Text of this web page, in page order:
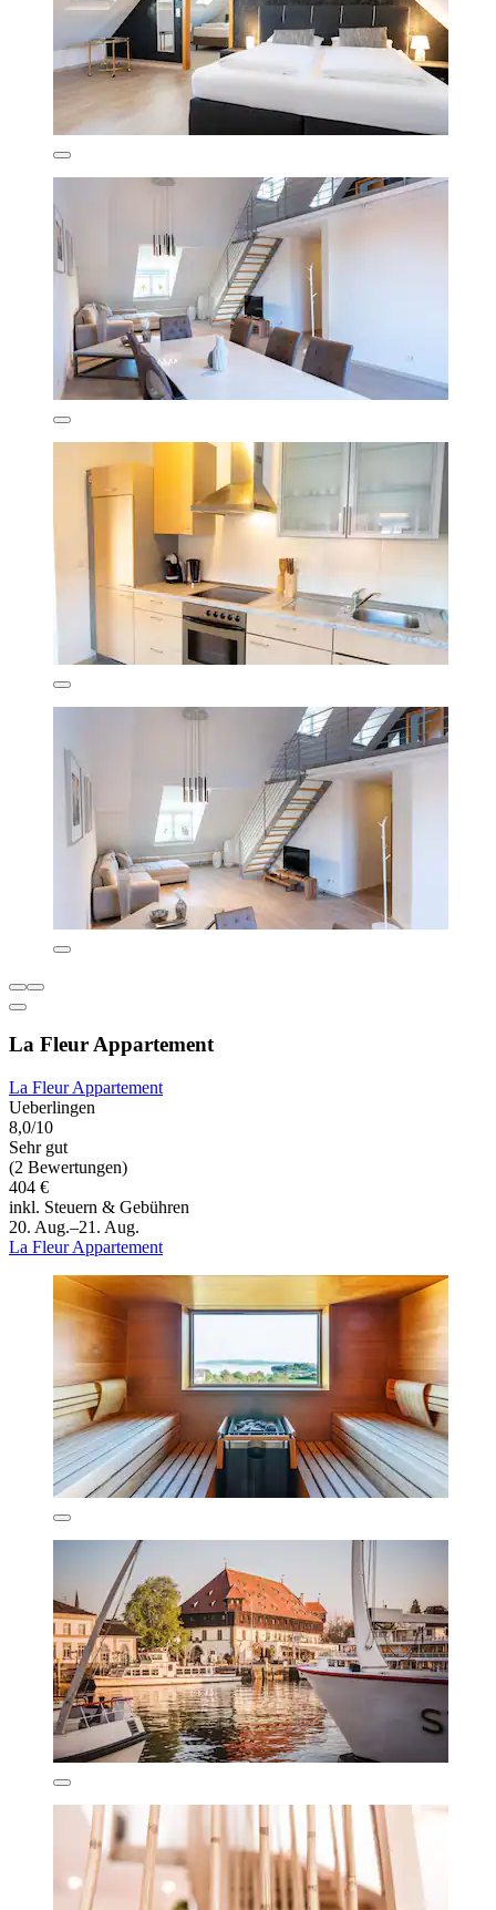
La Fleur Appartement
La Fleur Appartement
Ueberlingen
8,0/10
Sehr gut
(2 Bewertungen)
404 €
inkl. Steuern & Gebühren
20. Aug.–21. Aug.
La Fleur Appartement